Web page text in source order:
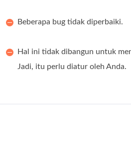
Beberapa bug tidak diperbaiki.
Hal ini tidak dibangun untuk
Jadi, itu perlu diatur oleh Anda.